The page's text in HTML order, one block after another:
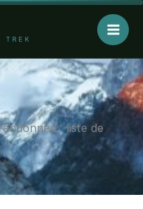
TREK
: liste de